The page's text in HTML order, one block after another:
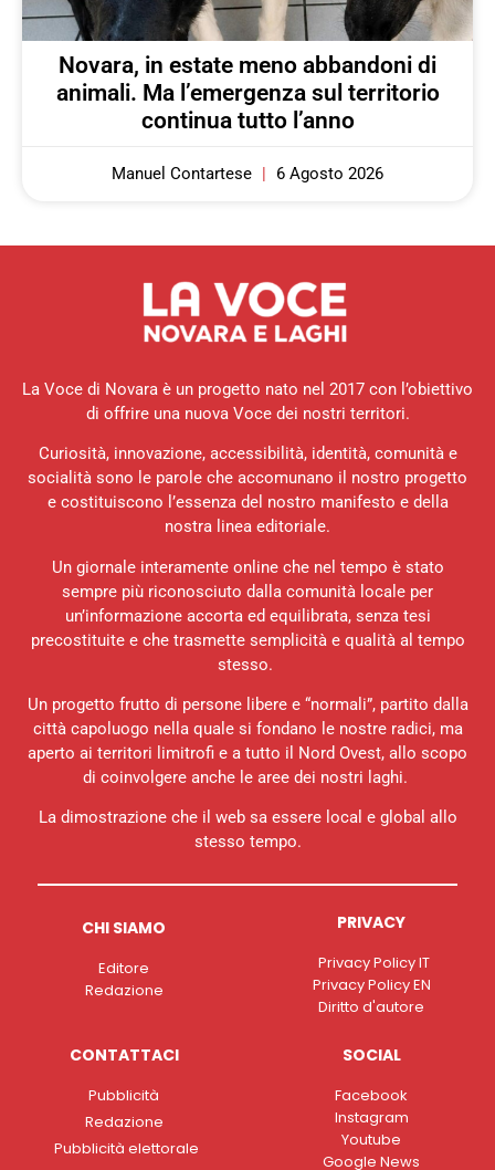
Novara, in estate meno abbandoni di
animali. Ma l’emergenza sul territorio
continua tutto l’anno
Manuel Contartese 6 Agosto 2026
La Voce di Novara è un progetto nato nel 2017 con l’obiettivo
di offrire una nuova Voce dei nostri territori.
Curiosità, innovazione, accessibilità, identità, comunità e
socialità sono le parole che accomunano il nostro progetto
e costituiscono l’essenza del nostro manifesto e della
nostra linea editoriale.
Un giornale interamente online che nel tempo è stato
sempre più riconosciuto dalla comunità locale per
un’informazione accorta ed equilibrata, senza tesi
precostituite e che trasmette semplicità e qualità al tempo
stesso.
Un progetto frutto di persone libere e “normali”, partito dalla
città capoluogo nella quale si fondano le nostre radici, ma
aperto ai territori limitrofi e a tutto il Nord Ovest, allo scopo
di coinvolgere anche le aree dei nostri laghi.
La dimostrazione che il web sa essere local e global allo
stesso tempo.
CHI SIAMO
Editore
Redazione
PRIVACY
Privacy Policy IT
Privacy Policy EN
Diritto d'autore
CONTATTACI
Pubblicità
Redazione
Pubblicità elettorale
SOCIAL
Facebook
Instagram
Youtube
Google News